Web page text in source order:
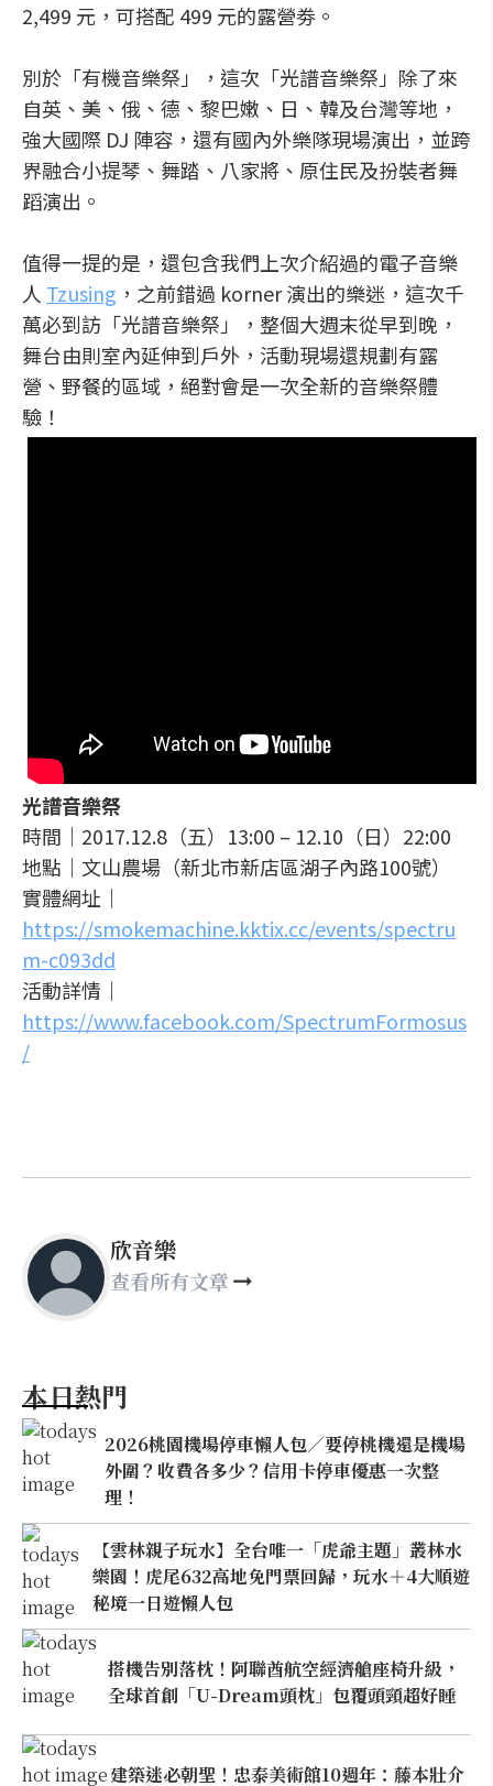
2,499 元，可搭配 499 元的露營劵。
別於「有機音樂祭」，這次「光譜音樂祭」除了來
自英、美、俄、德、黎巴嫩、日、韓及台灣等地，
強大國際 DJ 陣容，還有國內外樂隊現場演出，並跨
界融合小提琴、舞踏、八家將、原住民及扮裝者舞
蹈演出。
值得一提的是，還包含我們上次介紹過的電子音樂
人 Tzusing ，之前錯過 korner 演出的樂迷，這次千
萬必到訪「光譜音樂祭」，整個大週末從早到晚，
舞台由則室內延伸到戶外，活動現場還規劃有露
營、野餐的區域，絕對會是一次全新的音樂祭體
驗！
光譜音樂祭
時間｜2017.12.8（五）13:00 – 12.10（日）22:00
地點｜文山農場（新北市新店區湖子內路100號）
實體網址｜
https://smokemachine.kktix.cc/events/spectru
m-c093dd
活動詳情｜
https://www.facebook.com/SpectrumFormosus
/
欣音樂
查看所有文章
本日熱門
2026桃園機場停車懶人包／要停桃機還是機場
外圍？收費各多少？信用卡停車優惠一次整
理！
【雲林親子玩水】全台唯一「虎爺主題」叢林水
樂園！虎尾632高地免門票回歸，玩水＋4大順遊
秘境一日遊懶人包
搭機告別落枕！阿聯酋航空經濟艙座椅升級，
全球首創「U-Dream頭枕」包覆頭頸超好睡
建築迷必朝聖！忠泰美術館10週年：藤本壯介